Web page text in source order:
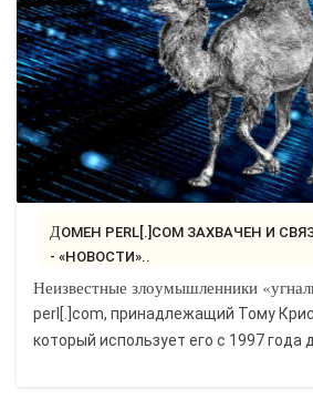
ДОМЕН PERL[.]COM ЗАХВАЧЕН И СВЯЗАН С МАЛВАРЬЮ
- «НОВОСТИ»..
Неизвестные злоумышленники
perl[.]com, принадлежащий Тому
который использует его с 1997 года